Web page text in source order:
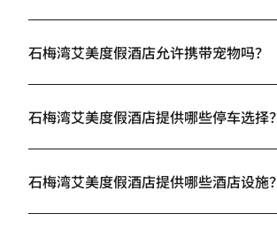
石梅湾艾美度假酒店允许携带宠物吗？
石梅湾艾美度假酒店提供哪些停车选择？
石梅湾艾美度假酒店提供哪些酒店设施？